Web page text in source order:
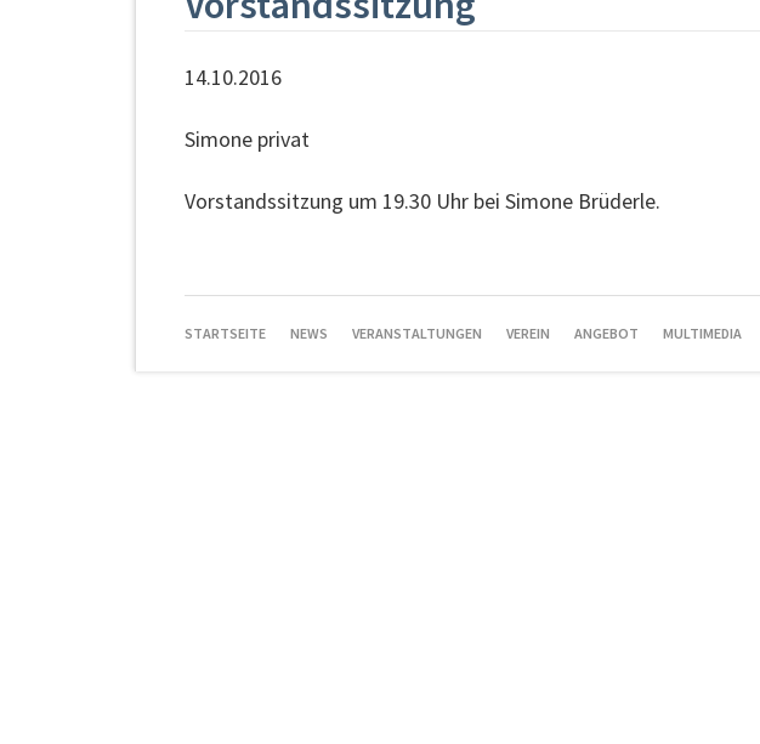
14.10.2016
Simone privat
Vorstandssitzung um 19.30 Uhr bei Simone Brüderle.
NAVIGATION
STARTSEITE NEWS VERANSTALTUNGEN VEREIN ANGEBOT MULTIMEDIA